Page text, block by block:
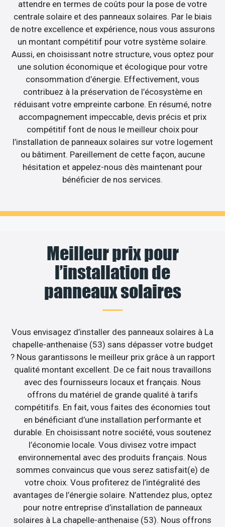
attendre en termes de coûts pour la pose de votre
centrale solaire et des panneaux solaires. Par le biais
de notre excellence et expérience, nous vous assurons
un montant compétitif pour votre système solaire.
Aussi, en choisissant notre structure, vous optez pour
une solution économique et écologique pour votre
consommation d’énergie. Effectivement, vous
contribuez à la préservation de l’écosystème en
réduisant votre empreinte carbone. En résumé, notre
accompagnement impeccable, devis précis et prix
compétitif font de nous le meilleur choix pour
l’installation de panneaux solaires sur votre logement
ou bâtiment. Pareillement de cette façon, aucune
hésitation et appelez-nous dès maintenant pour
bénéficier de nos services.
Meilleur prix pour
l’installation de
panneaux solaires
Vous envisagez d’installer des panneaux solaires à La
chapelle-anthenaise (53) sans dépasser votre budget
? Nous garantissons le meilleur prix grâce à un rapport
qualité montant excellent. De ce fait nous travaillons
avec des fournisseurs locaux et français. Nous
offrons du matériel de grande qualité à tarifs
compétitifs. En fait, vous faites des économies tout
en bénéficiant d’une installation performante et
durable. En choisissant notre société, vous soutenez
l’économie locale. Vous divisez votre impact
environnemental avec des produits français. Nous
sommes convaincus que vous serez satisfait(e) de
votre choix. Vous profiterez de l’intégralité des
avantages de l’énergie solaire. N’attendez plus, optez
pour notre entreprise d’installation de panneaux
solaires à La chapelle-anthenaise (53). Nous offrons